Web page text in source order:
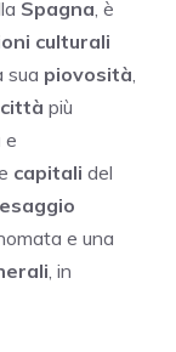
Spagna, è
culturali
sua piovosità,
città più
e
capitali del
e una
, in